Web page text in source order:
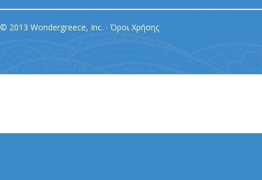
© 2013 Wondergreece, Inc. · Όροι Χρήσης